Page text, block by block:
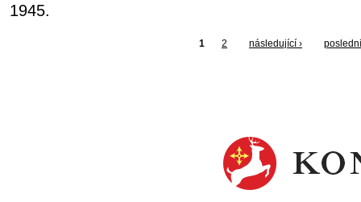
1945.
1 2 následující ›